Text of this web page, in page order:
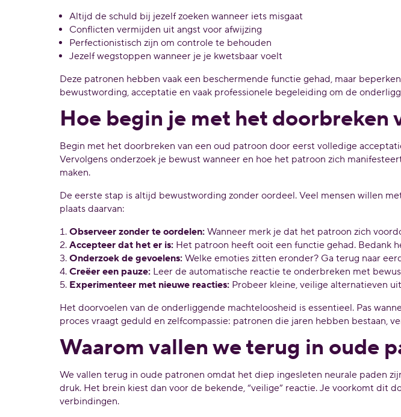
Altijd de schuld bij jezelf zoeken wanneer iets misgaat
Conflicten vermijden uit angst voor afwijzing
Perfectionistisch zijn om controle te behouden
Jezelf wegstoppen wanneer je je kwetsbaar voelt
Deze patronen hebben vaak een beschermende functie gehad, maar
bewustwording, acceptatie en vaak professionele begeleiding om de
Hoe begin je met het doorbreken
Begin met het doorbreken van een oud patroon door eerst volledige
Vervolgens onderzoek je bewust wanneer en hoe het patroon zich
maken.
De eerste stap is altijd bewustwording zonder oordeel. Veel mensen willen
plaats daarvan:
Observeer zonder te oordelen: Wanneer merk je dat het patroon zich
Accepteer dat het er is: Het patroon heeft ooit een functie gehad. Bedank
Onderzoek de gevoelens: Welke emoties zitten eronder? Ga terug naar
Creëer een pauze: Leer de automatische reactie te onderbreken met
Experimenteer met nieuwe reacties: Probeer kleine, veilige alternatieven
Het doorvoelen van de onderliggende machteloosheid is essentieel. Pas
proces vraagt geduld en zelfcompassie: patronen die jaren hebben bestaan,
Waarom vallen we terug in oude
We vallen terug in oude patronen omdat het diep ingesleten neurale paden
druk. Het brein kiest dan voor de bekende, “veilige” reactie. Je voorkomt dit
verbindingen.